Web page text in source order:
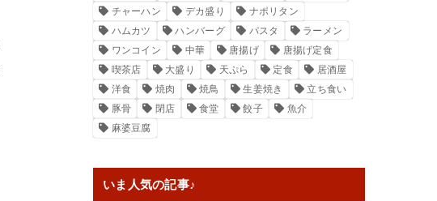
チャーハン
デカ盛り
ナポリタン
ハムカツ
ハンバーグ パスタ
ラーメン
ワンコイン
中華 唐揚げ
唐揚げ定食
喫茶店
大盛り 天ぷら 定食
居酒屋
洋食
焼肉 焼鳥 生姜焼き
立ち食い
豚骨
閉店 食堂 餃子
魚介
麻婆豆腐
いま人気の記事♪